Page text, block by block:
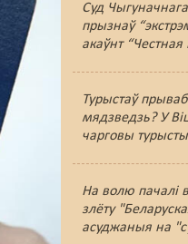
Суд
прызнаў
акаўнт
Турыстаў
мядзведзь? У
чарговы
На волю пачалі
злёту
асуджаныя на